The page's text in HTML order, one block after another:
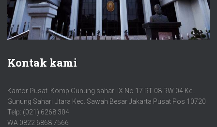
Kontak kami
Kantor Pusat. Komp Gunung sahari IX No 17 RT 08 RW 04 Kel.
Gunung Sahari Utara Kec. Sawah Besar Jakarta Pusat Pos 10720
Telp: (021) 6268 304
WA 0822 6868 7566